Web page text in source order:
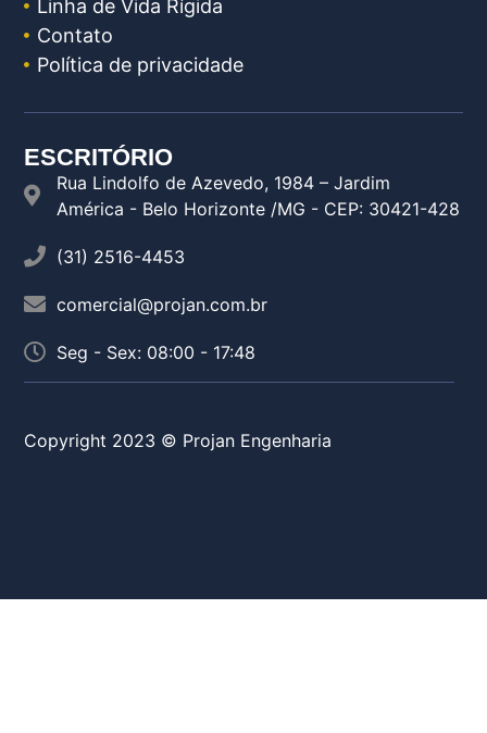
Linha de Vida Rígida
Contato
Política de privacidade
ESCRITÓRIO
Rua Lindolfo de Azevedo, 1984 – Jardim
América - Belo Horizonte /MG - CEP: 30421-428
(31) 2516-4453
comercial@projan.com.br
Seg - Sex: 08:00 - 17:48
Copyright 2023 © Projan Engenharia